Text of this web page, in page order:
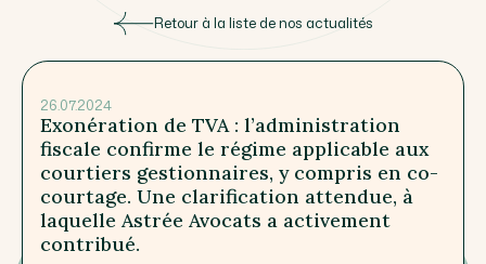
Retour à la liste de nos actualités
26.07.2024
Exonération de TVA : l’administration
fiscale confirme le régime applicable aux
courtiers gestionnaires, y compris en co-
courtage. Une clarification attendue, à
laquelle Astrée Avocats a activement
contribué.